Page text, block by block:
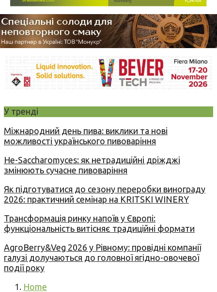
У тренді
Міжнародний день пива: виклики та нові
можливості українського пивоваріння
Не-Saccharomyces: як нетрадиційні дріжджі
змінюють сучасне пивоваріння
Як підготуватися до сезону переробки винограду
2026: практичний семінар на KRITSKI WINERY
Трансформація ринку напоїв у Європі:
функціональність витісняє традиційні формати
AgroBerry&Veg 2026 у Рівному: провідні компанії
галузі долучаються до головної ягідно-овочевої
події року
Home